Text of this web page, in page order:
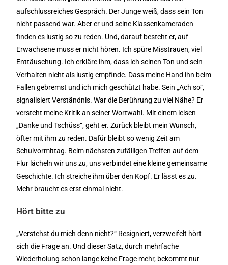
aufschlussreiches Gespräch. Der Junge weiß, dass sein Ton
nicht passend war. Aber er und seine Klassenkameraden
finden es lustig so zu reden. Und, darauf besteht er, auf
Erwachsene muss er nicht hören. Ich spüre Misstrauen, viel
Enttäuschung. Ich erkläre ihm, dass ich seinen Ton und sein
Verhalten nicht als lustig empfinde. Dass meine Hand ihn beim
Fallen gebremst und ich mich geschützt habe. Sein „Ach so“,
signalisiert Verständnis. War die Berührung zu viel Nähe? Er
versteht meine Kritik an seiner Wortwahl. Mit einem leisen
„Danke und Tschüss“, geht er. Zurück bleibt mein Wunsch,
öfter mit ihm zu reden. Dafür bleibt so wenig Zeit am
Schulvormittag. Beim nächsten zufälligen Treffen auf dem
Flur lächeln wir uns zu, uns verbindet eine kleine gemeinsame
Geschichte. Ich streiche ihm über den Kopf. Er lässt es zu.
Mehr braucht es erst einmal nicht.
Hört bitte zu
„Verstehst du mich denn nicht?“ Resigniert, verzweifelt hört
sich die Frage an. Und dieser Satz, durch mehrfache
Wiederholung schon lange keine Frage mehr, bekommt nur